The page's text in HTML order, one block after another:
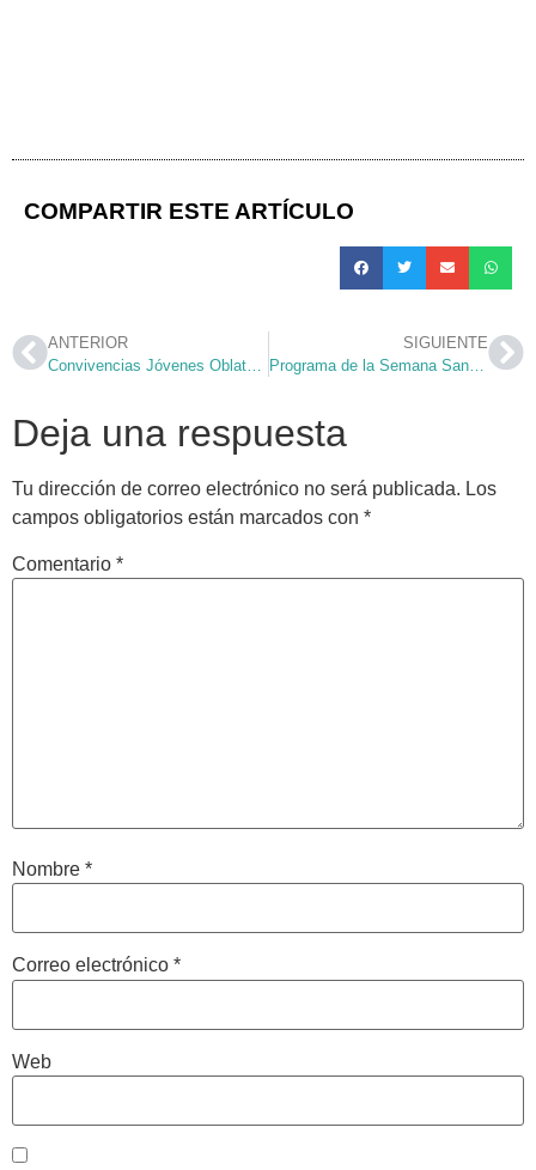
COMPARTIR ESTE ARTÍCULO
ANTERIOR
SIGUIENTE
Programa de la Semana Santa 2010
Deja una respuesta
Tu dirección de correo electrónico no será publicada. Los
campos obligatorios están marcados con *
Comentario *
Nombre *
Correo electrónico *
Web